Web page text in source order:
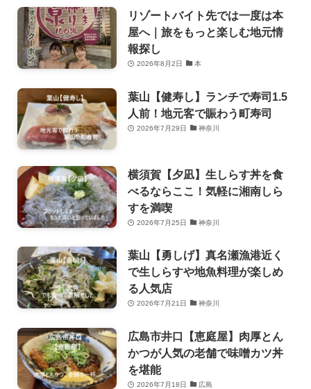
リゾートバイト先では一度は本
屋へ｜旅をもっと楽しむ地元情
報探し
2026年8月2日 本
葉山【健寿し】ランチで寿司1.5
人前！地元客で賑わう町寿司
2026年7月29日 神奈川
横須賀【夕凪】生しらす丼を食
べるならここ！気軽に湘南しら
すを満喫
2026年7月25日 神奈川
葉山【勇しげ】真名瀬漁港近く
で生しらすや地魚料理が楽しめ
る人気店
2026年7月21日 神奈川
広島市井口【恵庭屋】肉厚とん
かつが人気の老舗で味噌カツ丼
を堪能
2026年7月18日 広島